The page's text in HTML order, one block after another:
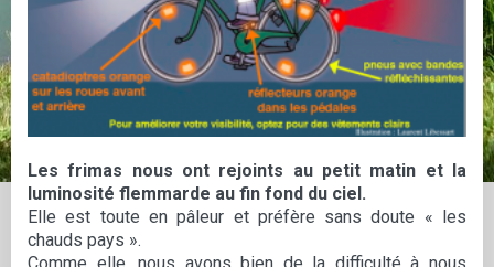
Les frimas nous ont rejoints au petit matin et la
luminosité flemmarde au fin fond du ciel.
Elle est toute en pâleur et préfère sans doute « les
chauds pays ».